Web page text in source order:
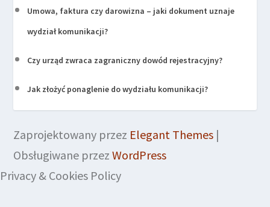
Umowa, faktura czy darowizna – jaki dokument uznaje
wydział komunikacji?
Czy urząd zwraca zagraniczny dowód rejestracyjny?
Jak złożyć ponaglenie do wydziału komunikacji?
Zaprojektowany przez Elegant Themes |
Obsługiwane przezWordPress
Privacy & Cookies Policy